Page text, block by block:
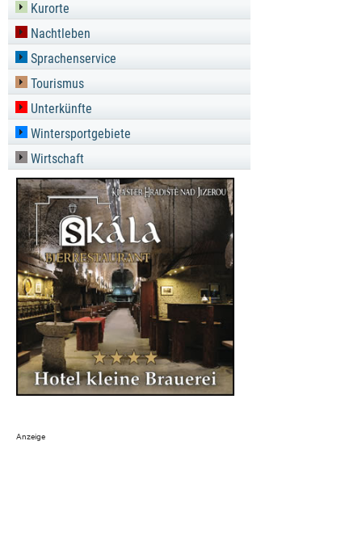
Kurorte
Nachtleben
Sprachenservice
Tourismus
Unterkünfte
Wintersportgebiete
Wirtschaft